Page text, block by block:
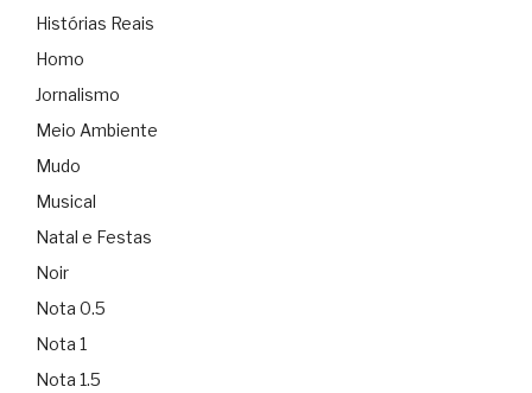
Histórias Reais
Homo
Jornalismo
Meio Ambiente
Mudo
Musical
Natal e Festas
Noir
Nota 0.5
Nota 1
Nota 1.5